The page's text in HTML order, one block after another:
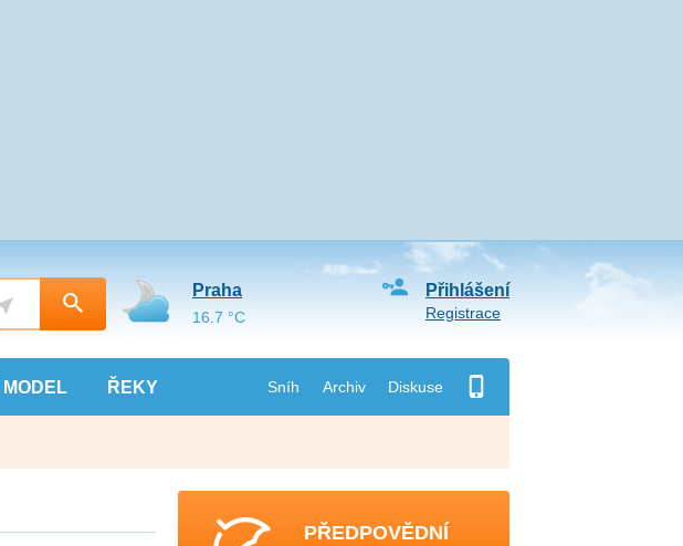
MODEL ŘEKY Sníh Archiv Diskuse
Přihlášení
Registrace
Praha
16.7 °C
PŘEDPOVĚDNÍ